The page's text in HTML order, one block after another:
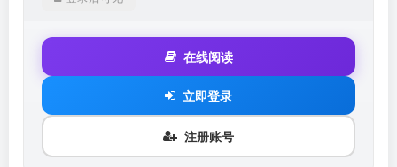
在线阅读
立即登录
注册账号